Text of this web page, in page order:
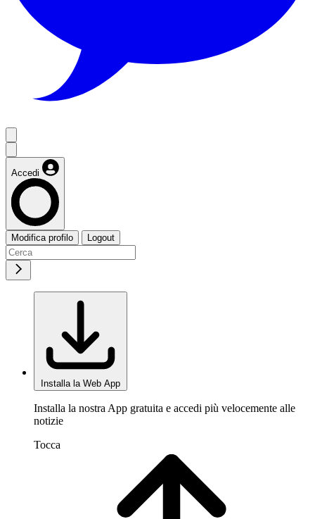
Accedi
Modifica profilo Logout
Installa la Web App
Installa la nostra App gratuita e accedi più velocemente alle
notizie
Tocca